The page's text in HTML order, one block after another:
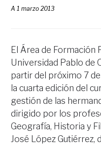
A1 marzo 2013
El Área de Formación
Universidad Pablo de
partir del próximo 7
la cuarta edición del
gestión de las
dirigido por los
Geografía, Historia y
José López Gutiérrez,